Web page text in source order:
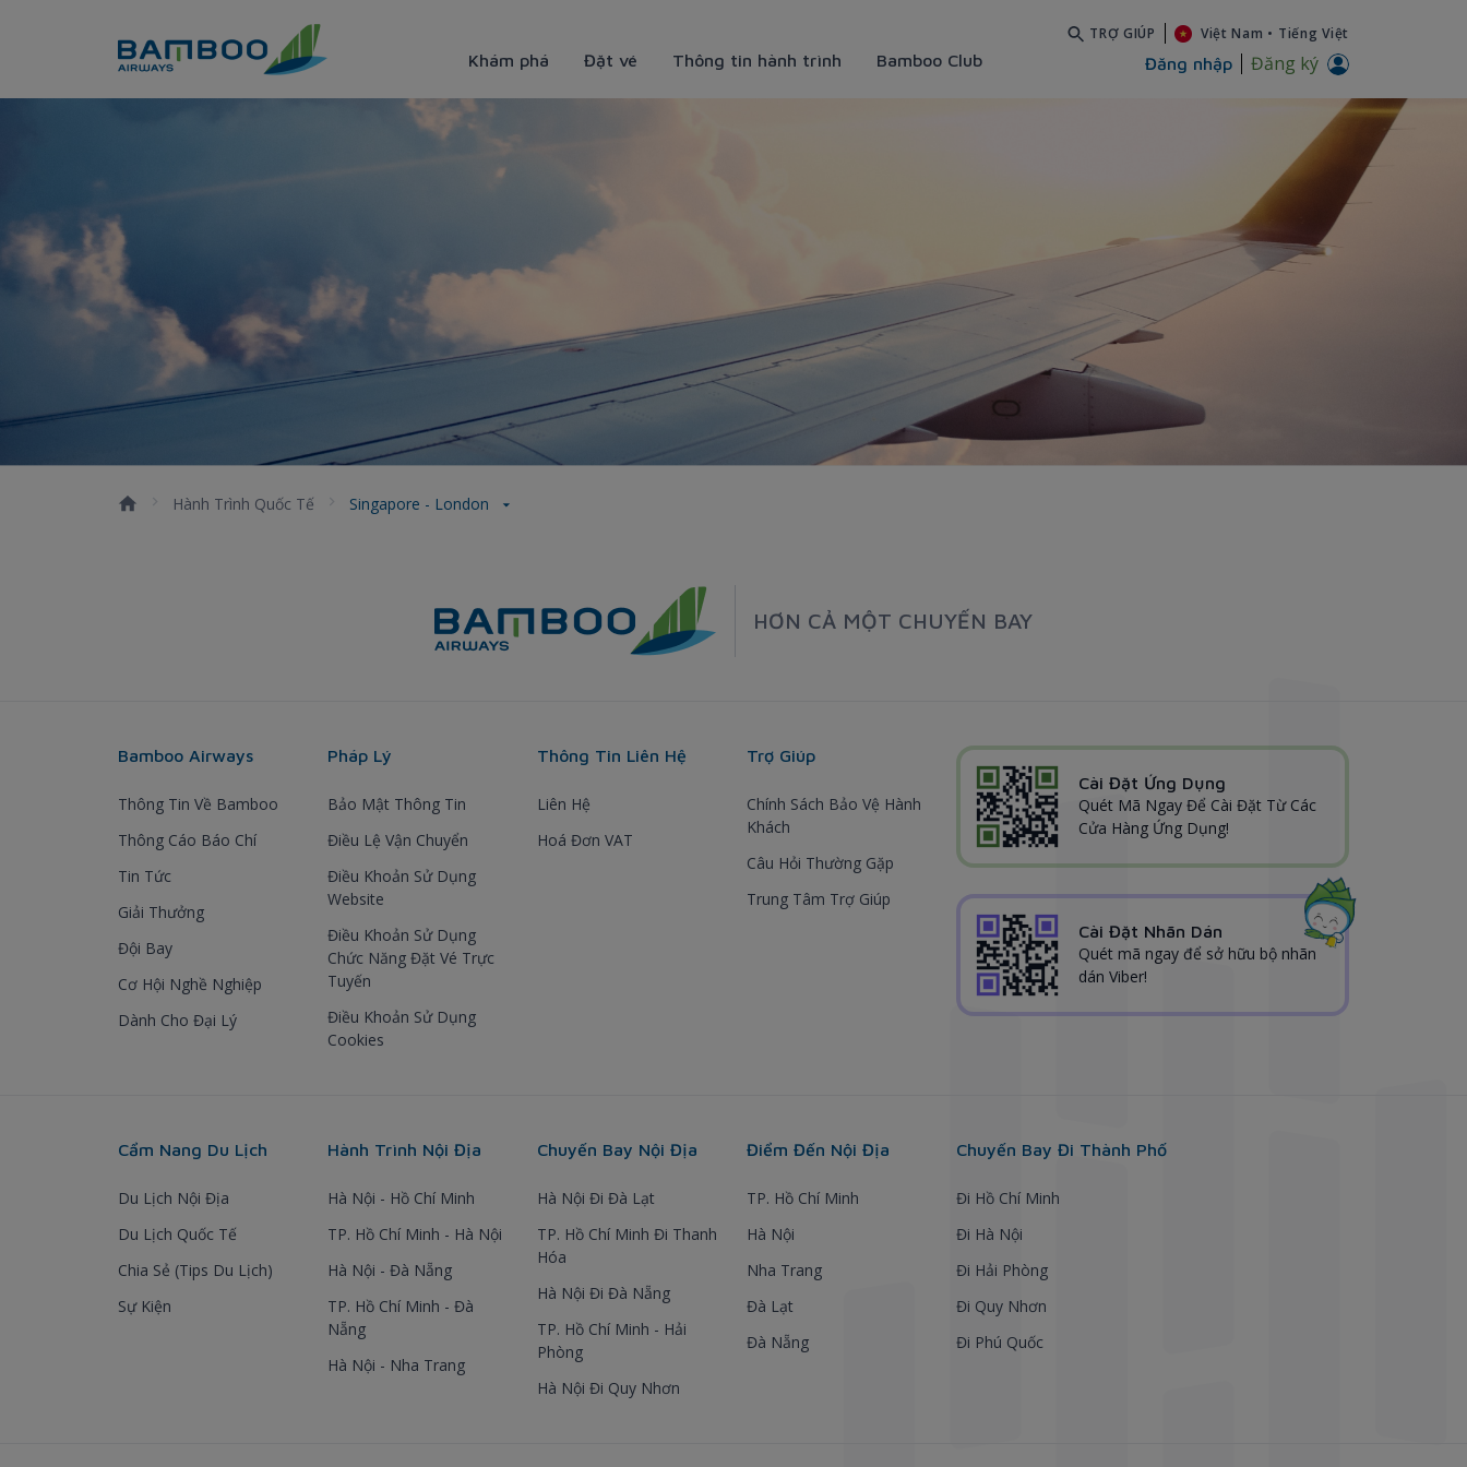
Khám phá Đặt vé Thông tin hành trình Bamboo Club
TRỢ GIÚP Việt Nam • Tiếng Việt
Đăng nhập Đăng ký
Hành Trình Quốc Tế Singapore - London
HƠN CẢ MỘT CHUYẾN BAY
Bamboo Airways
Thông Tin Về Bamboo
Thông Cáo Báo Chí
Tin Tức
Giải Thưởng
Đội Bay
Cơ Hội Nghề Nghiệp
Dành Cho Đại Lý
Pháp Lý
Bảo Mật Thông Tin
Điều Lệ Vận Chuyển
Điều Khoản Sử Dụng
Website
Điều Khoản Sử Dụng
Chức Năng Đặt Vé Trực
Tuyến
Điều Khoản Sử Dụng
Cookies
Thông Tin Liên Hệ
Liên Hệ
Hoá Đơn VAT
Trợ Giúp
Chính Sách Bảo Vệ Hành
Khách
Câu Hỏi Thường Gặp
Trung Tâm Trợ Giúp
Cài Đặt Ứng Dụng
Quét Mã Ngay Để Cài Đặt Từ Các
Cửa Hàng Ứng Dụng!
Cài Đặt Nhãn Dán
Quét mã ngay để sở hữu bộ nhãn
dán Viber!
Cẩm Nang Du Lịch
Du Lịch Nội Địa
Du Lịch Quốc Tế
Chia Sẻ (Tips Du Lịch)
Sự Kiện
Hành Trình Nội Địa
Hà Nội - Hồ Chí Minh
TP. Hồ Chí Minh - Hà Nội
Hà Nội - Đà Nẵng
TP. Hồ Chí Minh - Đà
Nẵng
Hà Nội - Nha Trang
Chuyến Bay Nội Địa
Hà Nội Đi Đà Lạt
TP. Hồ Chí Minh Đi Thanh
Hóa
Hà Nội Đi Đà Nẵng
TP. Hồ Chí Minh - Hải
Phòng
Hà Nội Đi Quy Nhơn
Điểm Đến Nội Địa
TP. Hồ Chí Minh
Hà Nội
Nha Trang
Đà Lạt
Đà Nẵng
Chuyến Bay Đi Thành Phố
Đi Hồ Chí Minh
Đi Hà Nội
Đi Hải Phòng
Đi Quy Nhơn
Đi Phú Quốc